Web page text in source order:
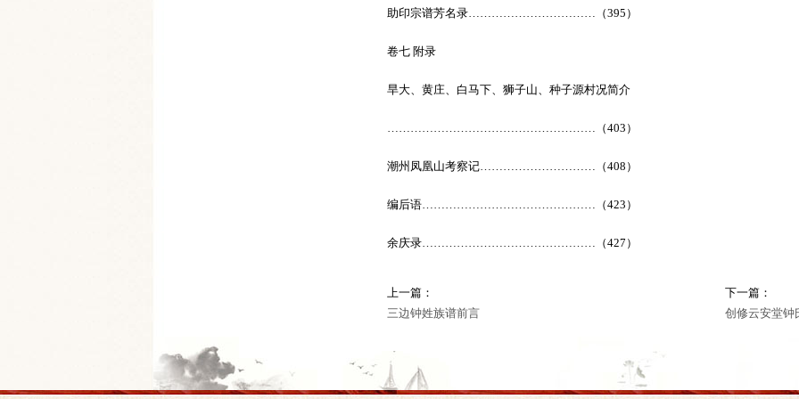
助印宗谱芳名录……………………………（395）
卷七 附录
旱大、黄庄、白马下、狮子山、种子源村况简介
………………………………………………（403）
潮州凤凰山考察记…………………………（408）
编后语………………………………………（423）
余庆录………………………………………（427）
上一篇：
三边钟姓族谱前言
下一篇：
创修云安堂钟